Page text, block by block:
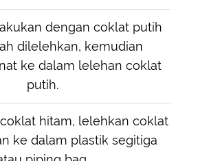
dengan coklat putih
dilelehkan, kemudian
ke dalam lelehan coklat
putih.
hitam, lelehkan coklat
ke dalam plastik segitiga